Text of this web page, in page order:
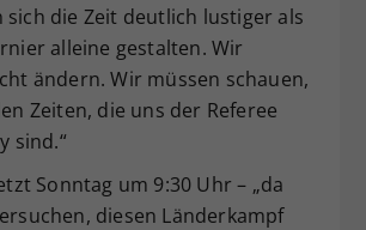
sich die Zeit deutlich lustiger als
alleine gestalten. Wir
ändern. Wir müssen schauen,
Zeiten, die uns der Referee
sind.“
Sonntag um 9:30 Uhr – „da
diesen Länderkampf